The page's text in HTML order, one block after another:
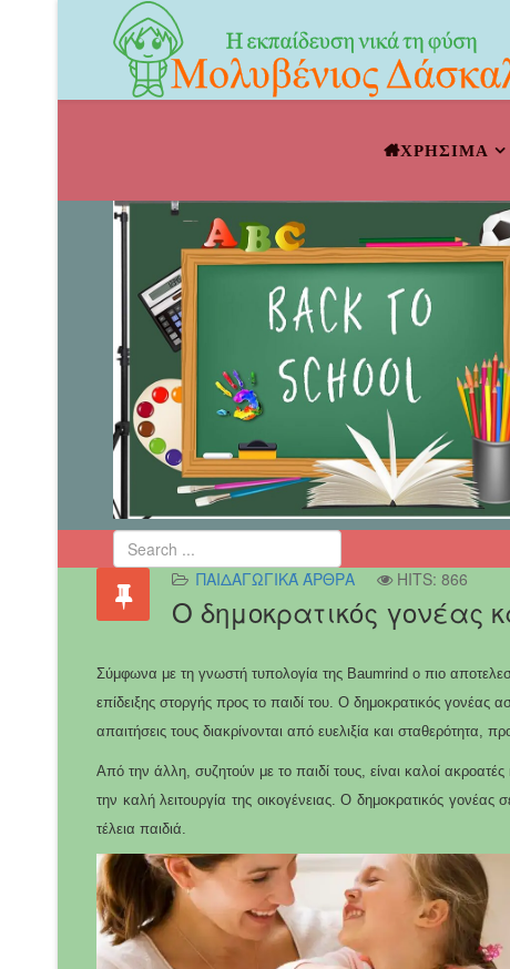
ΧΡΗΣΙΜΑ
ΠΑΙΔΑΓΩΓΙΚΆ ΆΡΘΡΑ HITS: 866
Ο δημοκρατικός γονέας
Σύμφωνα με τη γνωστή τυπολογία της Baumrind ο πιο
επίδειξης στοργής προς το παιδί του. Ο δημοκρατικός γονέας
απαιτήσεις τους διακρίνονται από ευελιξία και σταθερότητα,
Από την άλλη, συζητούν με το παιδί τους, είναι καλοί ακροατές
την καλή λειτουργία της οικογένειας. Ο δημοκρατικός γονέας
τέλεια παιδιά.